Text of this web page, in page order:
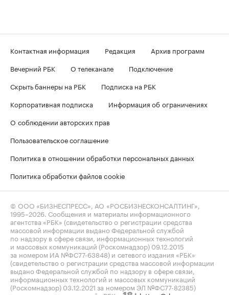
Контактная информация Редакция
Архив программ
Вечерний РБК
О телеканале
Подключение
Скрыть баннеры на РБК
Подписка на РБК
Корпоративная подписка
Информация об ограничениях
О соблюдении авторских прав
Пользовательское соглашение
Политика в отношении обработки персональных данных
Политика обработки файлов cookie
© ООО «БИЗНЕСПРЕСС», АО «РОСБИЗНЕСКОНСАЛТИНГ»,
1995–2026 . Сообщения и материалы информационного
агентства «РБК» (свидетельство о регистрации средства
массовой информации выдано Федеральной службой
по надзору в сфере связи, информационных технологий
и массовых коммуникаций (Роскомнадзор) 09.12.2015
за номером ИА №ФС77-63848) и сетевого издания «РБК»
(свидетельство о регистрации средства массовой информации
выдано Федеральной службой по надзору в сфере связи,
информационных технологий и массовых коммуникаций
(Роскомнадзор) 03.12.2021 за номером ЭЛ №ФС77-82385)